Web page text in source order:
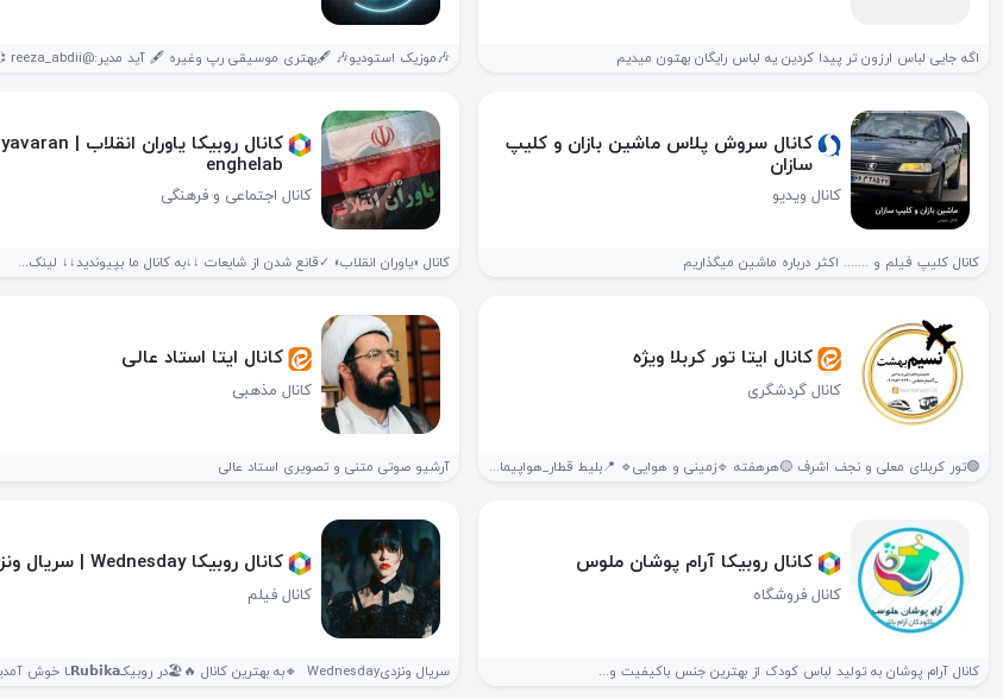
اگه جایی لباس ارزون تر پیدا کردین یه لباس رایگان بهتون میدیم
کانال سروش پلاس ماشین بازان و کلیپ
سازان
کانال ویدیو
کانال کلیپ فیلم و ...‌.... اکثر درباره ماشین میگذاریم
کانال روبیکا یاوران انقلاب | yavaran
enghelab
کانال اجتماعی و فرهنگی
کانال «یاوران انقلاب» ✓قانع شدن از شایعات ↓↓به کانال ما بپیوندید↓↓ لینک...
کانال ایتا تور کربلا ویژه
کانال گردشگری
🟢تور کربلای معلی و نجف اشرف 🟡هرهفته 🔹️زمینی و هوایی🔹️ 📍بلیط قطار_هواپیما_اوتوبوس...
کانال ایتا استاد عالی
کانال مذهبی
آرشیو صوتی متنی و تصویری استاد عالی
کانال روبیکا آرام پوشان ملوس
کانال فروشگاه
کانال آرام پوشان به تولید لباس کودک از بهترین جنس باکیفیت و...
کانال روبیکا Wednesday | سریال ونزدی
کانال فیلم